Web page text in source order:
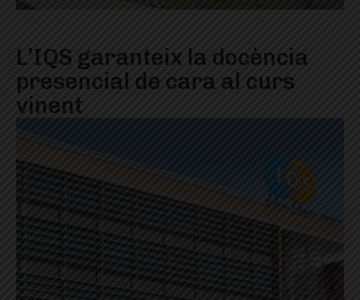
L’IQS garanteix la docència
presencial de cara al curs
vinent